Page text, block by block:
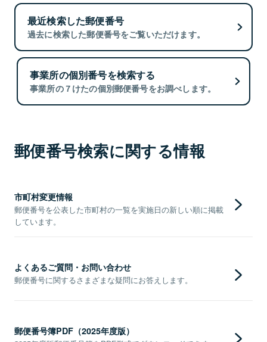
最近検索した郵便番号
過去に検索した郵便番号をご覧いただけます。
事業所の個別番号を検索する
事業所の７けたの個別郵便番号をお調べします。
郵便番号検索に関する情報
市町村変更情報
郵便番号を公表した市町村の一覧を実施日の新しい順に掲載
しています。
よくあるご質問・お問い合わせ
郵便番号に関するさまざまな疑問にお答えします。
郵便番号簿PDF（2025年度版）